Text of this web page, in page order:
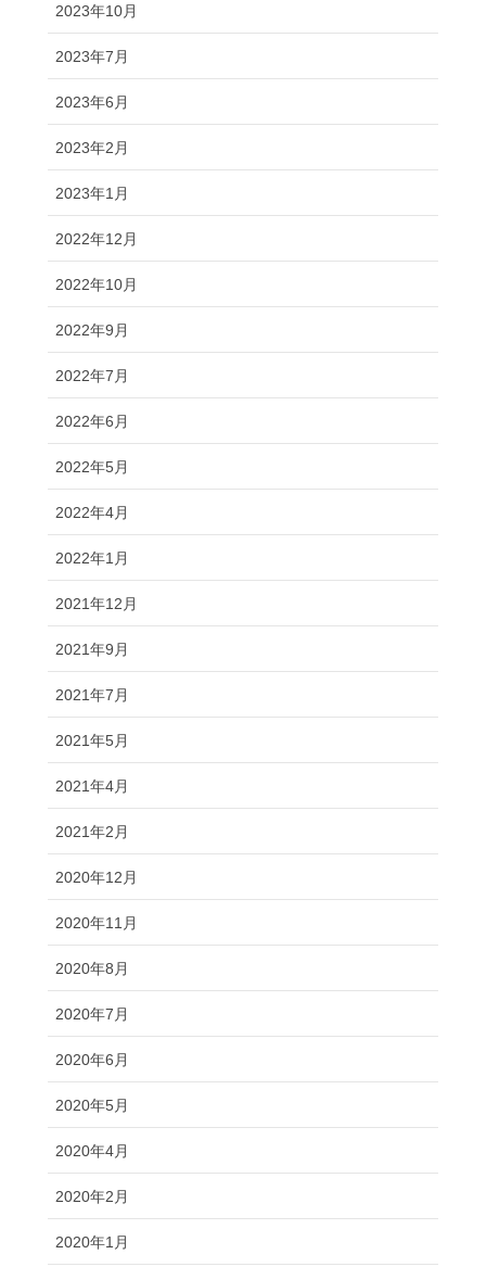
2023年10月
2023年7月
2023年6月
2023年2月
2023年1月
2022年12月
2022年10月
2022年9月
2022年7月
2022年6月
2022年5月
2022年4月
2022年1月
2021年12月
2021年9月
2021年7月
2021年5月
2021年4月
2021年2月
2020年12月
2020年11月
2020年8月
2020年7月
2020年6月
2020年5月
2020年4月
2020年2月
2020年1月